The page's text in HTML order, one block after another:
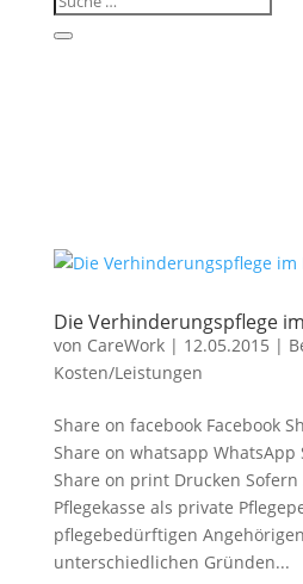
Die Verhinderungspflege
von CareWork| 12.05.2015 |
Kosten/Leistungen
Share on facebook Facebook
Share on whatsapp WhatsApp
Share on print Drucken
Pflegekasse als private
pflegebedürftigen
unterschiedlichen Gründen...